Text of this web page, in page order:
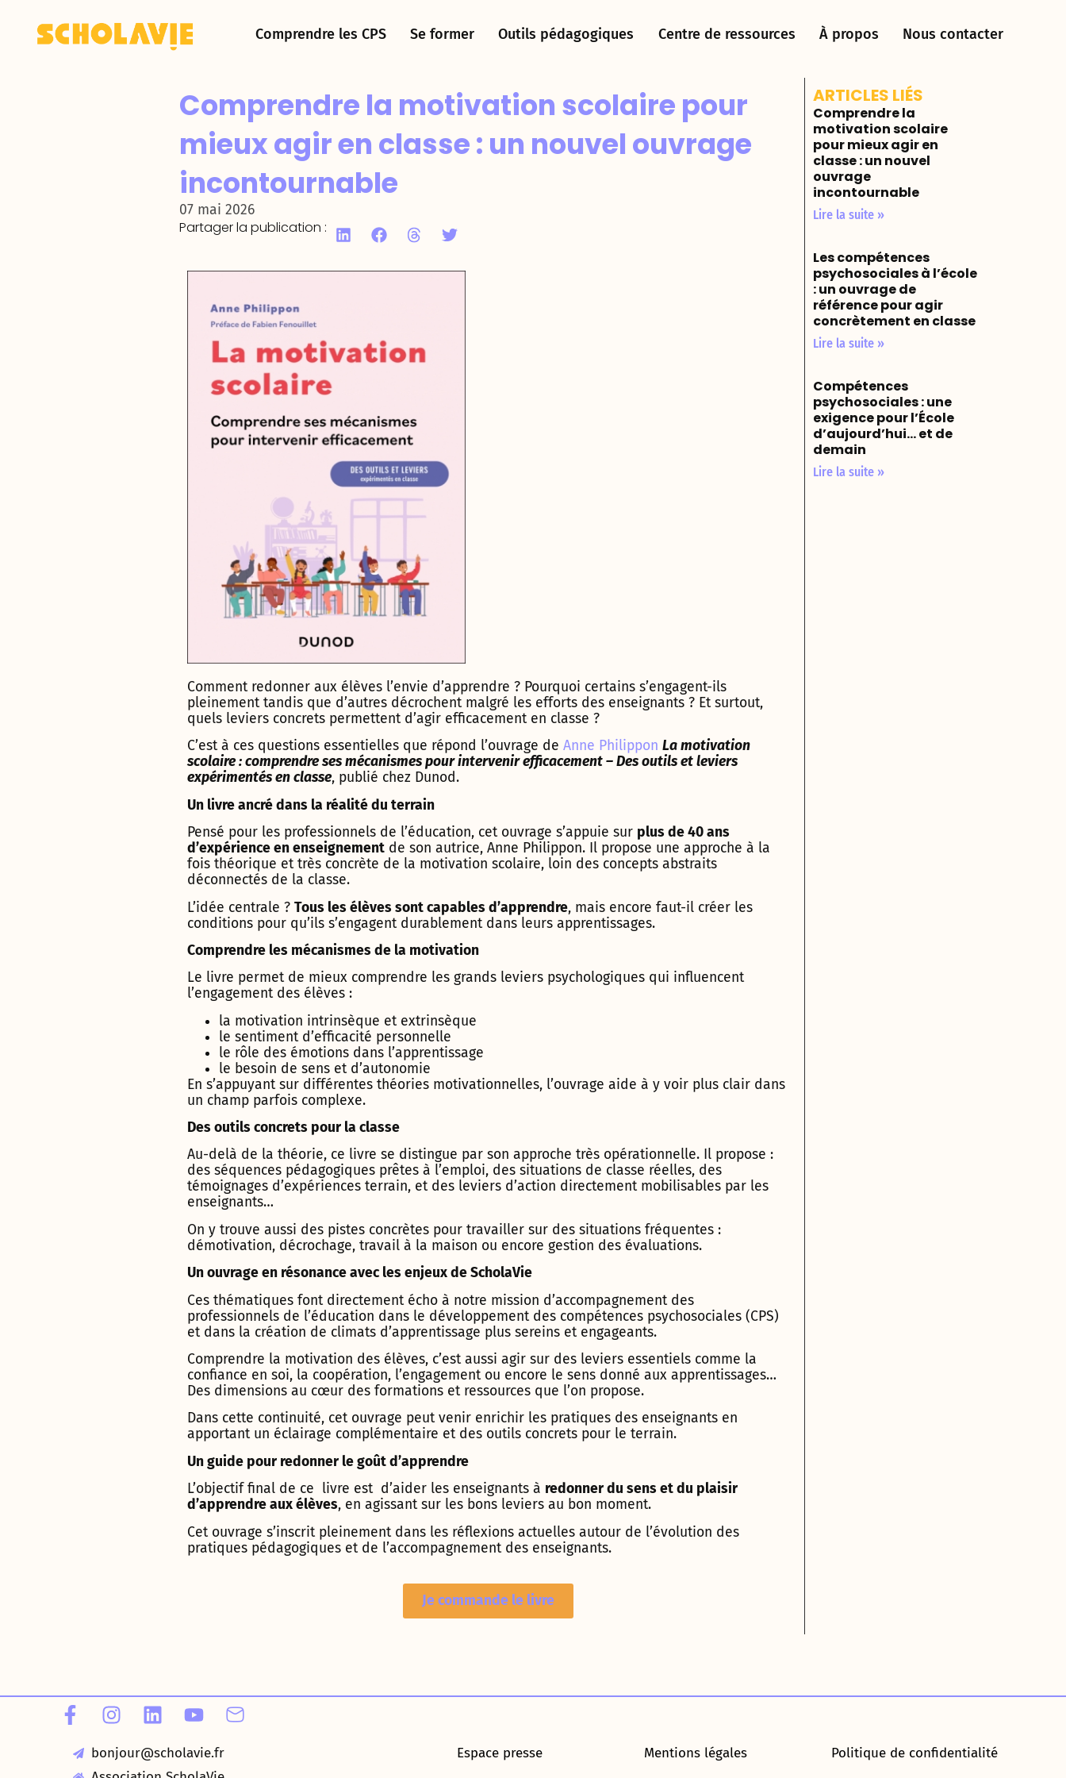
Comprendre les CPS Se former Outils pédagogiques Centre de ressources À propos Nous contacter
Comprendre la motivation scolaire pour
mieux agir en classe : un nouvel ouvrage
incontournable
07 mai 2026
Partager la publication :
Comment redonner aux élèves l’envie d’apprendre ? Pourquoi certains s’engagent-ils
pleinement tandis que d’autres décrochent malgré les efforts des enseignants ? Et surtout,
quels leviers concrets permettent d’agir efficacement en classe ?
C’est à ces questions essentielles que répond l’ouvrage de Anne Philippon La motivation
scolaire : comprendre ses mécanismes pour intervenir efficacement – Des outils et leviers
expérimentés en classe, publié chez Dunod.
Un livre ancré dans la réalité du terrain
Pensé pour les professionnels de l’éducation, cet ouvrage s’appuie sur plus de 40 ans
d’expérience en enseignement de son autrice, Anne Philippon. Il propose une approche à la
fois théorique et très concrète de la motivation scolaire, loin des concepts abstraits
déconnectés de la classe.
L’idée centrale ? Tous les élèves sont capables d’apprendre, mais encore faut-il créer les
conditions pour qu’ils s’engagent durablement dans leurs apprentissages.
Comprendre les mécanismes de la motivation
Le livre permet de mieux comprendre les grands leviers psychologiques qui influencent
l’engagement des élèves :
la motivation intrinsèque et extrinsèque
le sentiment d’efficacité personnelle
le rôle des émotions dans l’apprentissage
le besoin de sens et d’autonomie
En s’appuyant sur différentes théories motivationnelles, l’ouvrage aide à y voir plus clair dans
un champ parfois complexe.
Des outils concrets pour la classe
Au-delà de la théorie, ce livre se distingue par son approche très opérationnelle. Il propose :
des séquences pédagogiques prêtes à l’emploi, des situations de classe réelles, des
témoignages d’expériences terrain, et des leviers d’action directement mobilisables par les
enseignants…
On y trouve aussi des pistes concrètes pour travailler sur des situations fréquentes :
démotivation, décrochage, travail à la maison ou encore gestion des évaluations.
Un ouvrage en résonance avec les enjeux de ScholaVie
Ces thématiques font directement écho à notre mission d’accompagnement des
professionnels de l’éducation dans le développement des compétences psychosociales (CPS)
et dans la création de climats d’apprentissage plus sereins et engageants.
Comprendre la motivation des élèves, c’est aussi agir sur des leviers essentiels comme la
confiance en soi, la coopération, l’engagement ou encore le sens donné aux apprentissages…
Des dimensions au cœur des formations et ressources que l’on propose.
Dans cette continuité, cet ouvrage peut venir enrichir les pratiques des enseignants en
apportant un éclairage complémentaire et des outils concrets pour le terrain.
Un guide pour redonner le goût d’apprendre
L’objectif final de ce livre est d’aider les enseignants à redonner du sens et du plaisir
d’apprendre aux élèves, en agissant sur les bons leviers au bon moment.
Cet ouvrage s’inscrit pleinement dans les réflexions actuelles autour de l’évolution des
pratiques pédagogiques et de l’accompagnement des enseignants.
Je commande le livre
ARTICLES LIÉS
Comprendre la
motivation scolaire
pour mieux agir en
classe : un nouvel
ouvrage
incontournable
Lire la suite »
Les compétences
psychosociales à l’école
: un ouvrage de
référence pour agir
concrètement en classe
Lire la suite »
Compétences
psychosociales : une
exigence pour l’École
d’aujourd’hui… et de
demain
Lire la suite »
bonjour@scholavie.fr
Espace presse Mentions légales Politique de confidentialité